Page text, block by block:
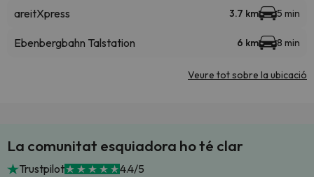
areitXpress 3.7 km 5 min
Ebenbergbahn Talstation 6 km 8 min
Veure tot sobre la ubicació
La comunitat esquiadora ho té clar
Trustpilot 4.4/5